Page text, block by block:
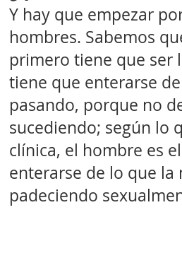
Y hay que empezar
hombres. Sabemos
primero tiene que ser
tiene que enterarse
pasando, porque no
sucediendo; según lo
clínica, el hombre es
enterarse de lo que la
padeciendo